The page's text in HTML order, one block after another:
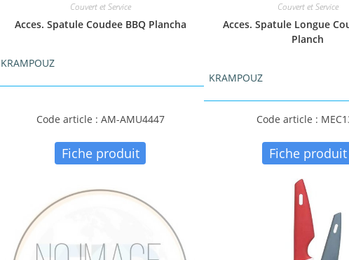
Couvert et Service
Acces. Spatule Coudee BBQ Plancha
KRAMPOUZ
Couvert et Service
Acces. Spatule Longue
Planch
KRAMPOUZ
Code article : AM-AMU4447
Fiche produit
Code article :
Fiche produit